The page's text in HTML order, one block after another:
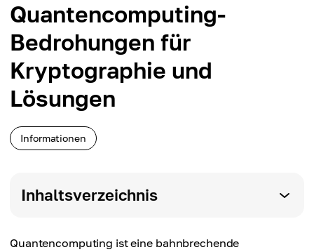
Quantencomputing-
Bedrohungen für
Kryptographie und
Lösungen
Informationen
Inhaltsverzeichnis
Quantencomputing ist eine bahnbrechende